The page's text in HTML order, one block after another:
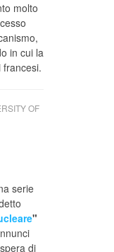
molto
in cui la
OF
serie
"
di